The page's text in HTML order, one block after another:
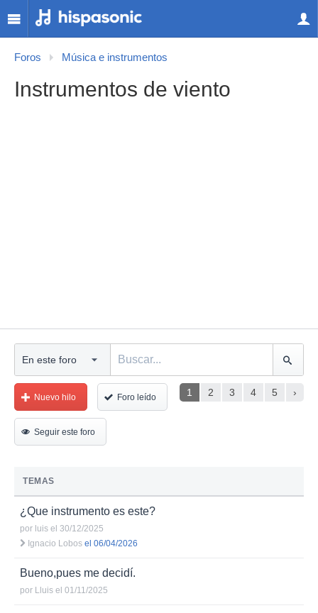
Foros Música e instrumentos
Instrumentos de viento
1 2 3 4 5 ›
Nuevo hilo Foro leído
Seguir este foro
TEMAS
¿Que instrumento es este?
por luis el 30/12/2025
Ignacio Lobos el 06/04/2026
Bueno,pues me decidí.
por Lluis el 01/11/2025